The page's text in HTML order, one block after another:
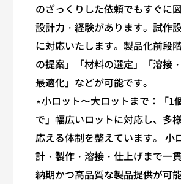
のざっくりした依頼でもすぐに
設計力・経験があります。試作
に対応いたします。製品化前段
の提案」「材料の選定」「溶接
最適化」などが可能です。
⋆小ロット〜大ロットまで：「1
で」幅広いロットに対応し、多
応える体制を整えています。 小
計・製作・溶接・仕上げまで一
納期かつ高品質な製品提供が可